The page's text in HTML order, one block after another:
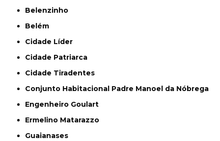
Belenzinho
Belém
Cidade Líder
Cidade Patriarca
Cidade Tiradentes
Conjunto Habitacional Padre Manoel da Nóbrega
Engenheiro Goulart
Ermelino Matarazzo
Guaianases